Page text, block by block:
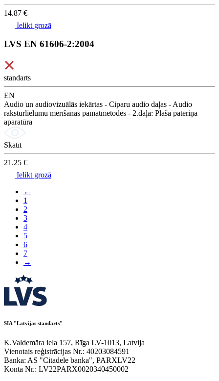
14.87 €
Ielikt grozā
LVS EN 61606-2:2004
standarts
EN
Audio un audiovizuālās iekārtas - Ciparu audio daļas - Audio
raksturlielumu mērīšanas pamatmetodes - 2.daļa: Plaša patēriņa
aparatūra
Skatīt
21.25 €
Ielikt grozā
←
1
2
3
4
5
6
7
→
SIA "Latvijas standarts"
K.Valdemāra iela 157, Rīga LV-1013, Latvija
Vienotais reģistrācijas Nr.: 40203084591
Banka: AS "Citadele banka", PARXLV22
Konta Nr.: LV22PARX0020340450002